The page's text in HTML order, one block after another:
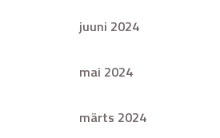
juuni 2024
mai 2024
märts 2024